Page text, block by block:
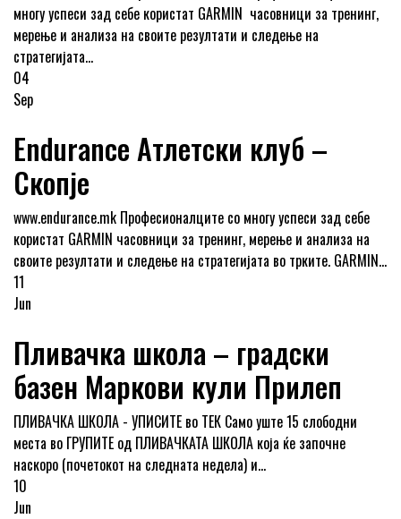
многу успеси зад себе користат GARMIN часовници за тренинг,
мерење и анализа на своите резултати и следење на
стратегијата...
04
Sep
Endurance Атлетски клуб –
Скопје
www.endurance.mk Професионалците со многу успеси зад себе
користат GARMIN часовници за тренинг, мерење и анализа на
своите резултати и следење на стратегијата во трките. GARMIN...
11
Jun
Пливачка школа – градски
базен Маркови кули Прилеп
ПЛИВАЧКА ШКОЛА - УПИСИТЕ во ТЕК Само уште 15 слободни
места во ГРУПИТЕ од ПЛИВАЧКАТА ШКОЛА која ќе започне
наскоро (почетокот на следната недела) и...
10
Jun